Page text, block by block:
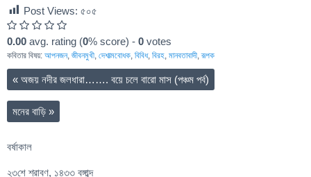
Post Views: ৫০৫
0.00 avg. rating (0% score) - 0 votes
কবিতার বিষয়: আপনজন, জীবনমুখী দেশাত্মবোধক বিবিধ, বিরহ মানবতাবাদী ,রূপক
« অজয় নদীর জলধারা……. বয়ে চলে বারো মাস (পঞ্চম পর্ব)
মনের বাড়ি »
বর্ষাকাল
২৩শে শ্রাবণ, ১৪৩৩ বঙ্গাব্দ